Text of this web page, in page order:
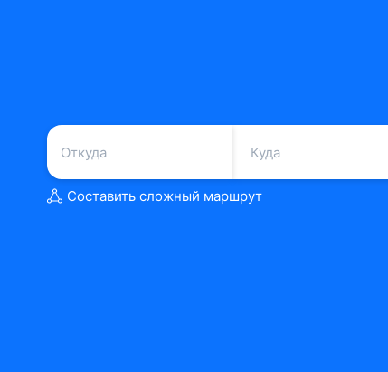
Составить сложный маршрут